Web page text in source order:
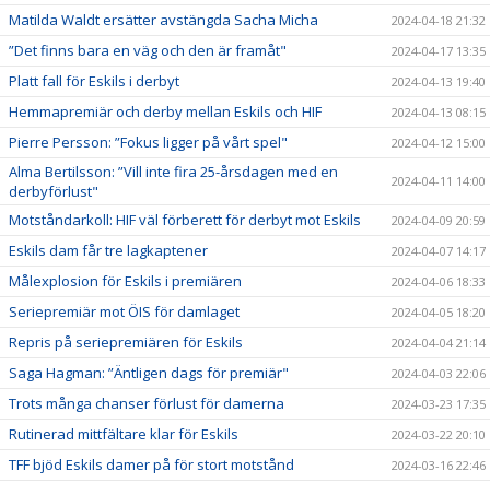
Matilda Waldt ersätter avstängda Sacha Micha 2024-04-18 21:32
”Det finns bara en väg och den är framåt" 2024-04-17 13:35
Platt fall för Eskils i derbyt 2024-04-13 19:40
Hemmapremiär och derby mellan Eskils och HIF 2024-04-13 08:15
Pierre Persson: ”Fokus ligger på vårt spel" 2024-04-12 15:00
Alma Bertilsson: ”Vill inte fira 25-årsdagen med en
derbyförlust"
2024-04-11 14:00
Motståndarkoll: HIF väl förberett för derbyt mot Eskils 2024-04-09 20:59
Eskils dam får tre lagkaptener 2024-04-07 14:17
Målexplosion för Eskils i premiären 2024-04-06 18:33
Seriepremiär mot ÖIS för damlaget 2024-04-05 18:20
Repris på seriepremiären för Eskils 2024-04-04 21:14
Saga Hagman: ”Äntligen dags för premiär" 2024-04-03 22:06
Trots många chanser förlust för damerna 2024-03-23 17:35
Rutinerad mittfältare klar för Eskils 2024-03-22 20:10
TFF bjöd Eskils damer på för stort motstånd 2024-03-16 22:46